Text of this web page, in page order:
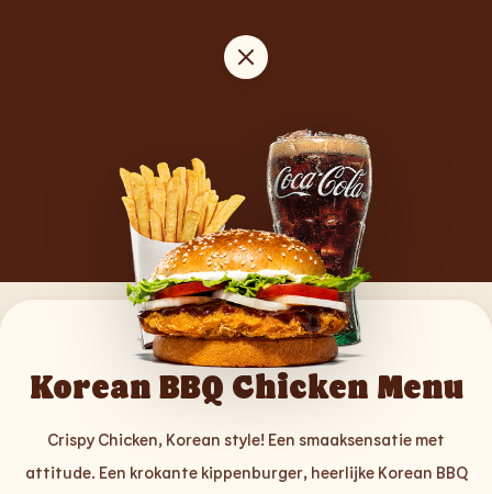
Korean BBQ Chicken Menu
Crispy Chicken, Korean style! Een smaaksensatie met
attitude. Een krokante kippenburger, heerlijke Korean BBQ